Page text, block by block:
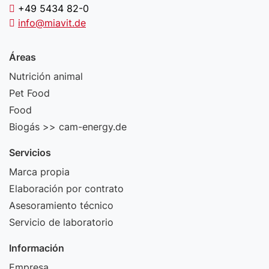
+49 5434 82-0
info@miavit.de
Áreas
Nutrición animal
Pet Food
Food
Biogás >> cam-energy.de
Servicios
Marca propia
Elaboración por contrato
Asesoramiento técnico
Servicio de laboratorio
Información